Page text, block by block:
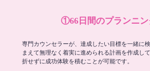
①66日間のプランニン
専門カウンセラーが、達成したい目標を一緒に
まえて無理なく着実に進められる計画を作成し
折せずに成功体験を積むことが可能です。